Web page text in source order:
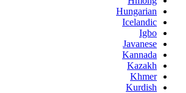
Hungarian
Icelandic
Igbo
Javanese
Kannada
Kazakh
Khmer
Kurdish